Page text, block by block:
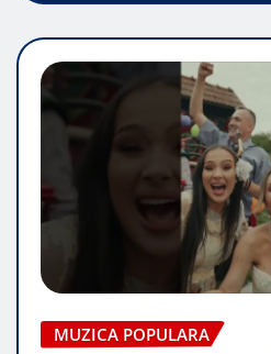
MUZICA POPULARA